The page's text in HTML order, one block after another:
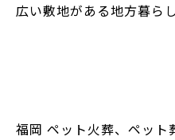
広い敷地がある地方暮ら
福岡 ペット火葬、ペット